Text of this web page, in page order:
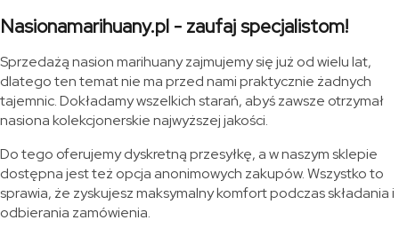
Nasionamarihuany.pl - zaufaj specjalistom!
Sprzedażą nasion marihuany zajmujemy się już od wielu lat,
dlatego ten temat nie ma przed nami praktycznie żadnych
tajemnic. Dokładamy wszelkich starań, abyś zawsze otrzymał
nasiona kolekcjonerskie najwyższej jakości.
Do tego oferujemy dyskretną przesyłkę, a w naszym sklepie
dostępna jest też opcja anonimowych zakupów. Wszystko to
sprawia, że zyskujesz maksymalny komfort podczas składania i
odbierania zamówienia.